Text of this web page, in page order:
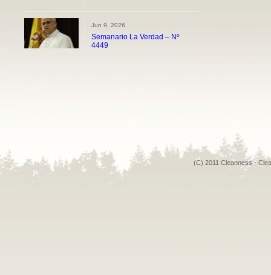
Jun 9, 2026
Semanario La Verdad – Nº
4449
(C) 2011 Cleanness -